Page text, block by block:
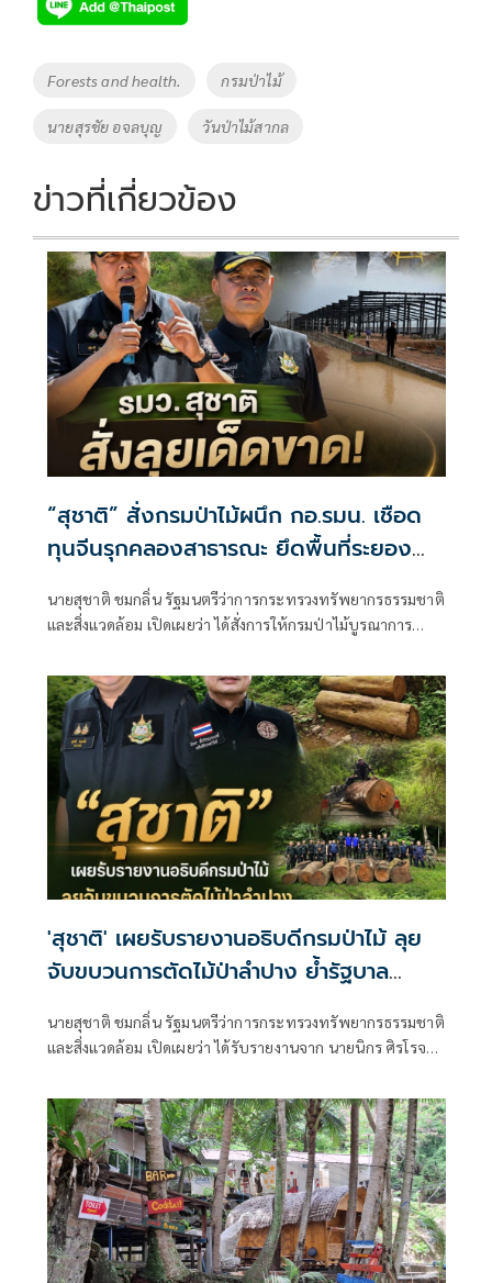
b
o
o
k
er y
Li
k
Tags
Forests and health. กรมป่าไม้
นายสุรชัย อจลบุญ วันป่าไม้สากล
ข่าวที่เกี่ยวข้อง
“สุชาติ” สั่งกรมป่าไม้ผนึก กอ.รมน. เชือด
ทุนจีนรุกคลองสาธารณะ ยึดพื้นที่ระยอง
กว่า 4 ไร่ ฟันคดีถึงที่สุด
นายสุชาติ ชมกลิ่น รัฐมนตรีว่าการกระทรวงทรัพยากรธรรมชาติ
และสิ่งแวดล้อม เปิดเผยว่า ได้สั่งการให้กรมป่าไม้บูรณาการ
อาณาจักร (กอ.รมน.) และหน่วยงานที่เกี่ยวข้อง
'สุชาติ' เผยรับรายงานอธิบดีกรมป่าไม้ ลุย
จับขบวนการตัดไม้ป่าลำปาง ย้ำรัฐบาล
'อนุทิน' เดินหน้าปราบบุกรุกป่า-ทำลาย
ทรัพยากรอย่างเด็ดขาด
นายสุชาติ ชมกลิ่น รัฐมนตรีว่าการกระทรวงทรัพยากรธรรมชาติ
และสิ่งแวดล้อม เปิดเผยว่า ได้รับรายงานจาก นายนิกร ศิรโรจนา
ลักลอบตัดไม้ทำลายป่าในพื้นที่จังหวัดลำปาง